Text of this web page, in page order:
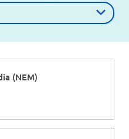
de interés
(NEM)